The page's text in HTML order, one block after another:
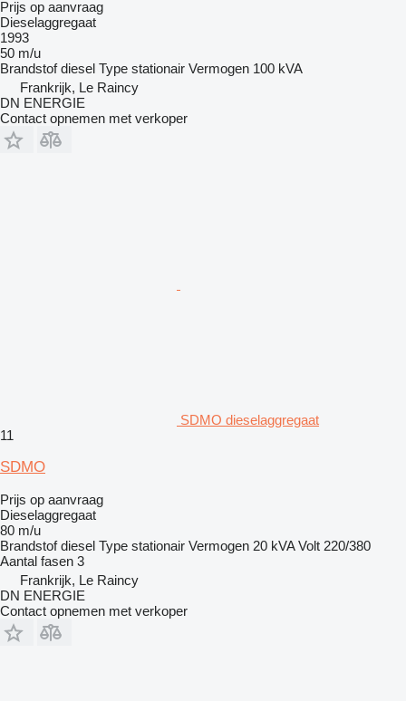
Prijs op aanvraag
Dieselaggregaat
1993
50 m/u
Brandstof diesel Type stationair Vermogen 100 kVA
Frankrijk, Le Raincy
DN ENERGIE
Contact opnemen met verkoper
SDMO dieselaggregaat
11
SDMO
Prijs op aanvraag
Dieselaggregaat
80 m/u
Brandstof diesel Type stationair Vermogen 20 kVA Volt 220/380
Aantal fasen 3
Frankrijk, Le Raincy
DN ENERGIE
Contact opnemen met verkoper